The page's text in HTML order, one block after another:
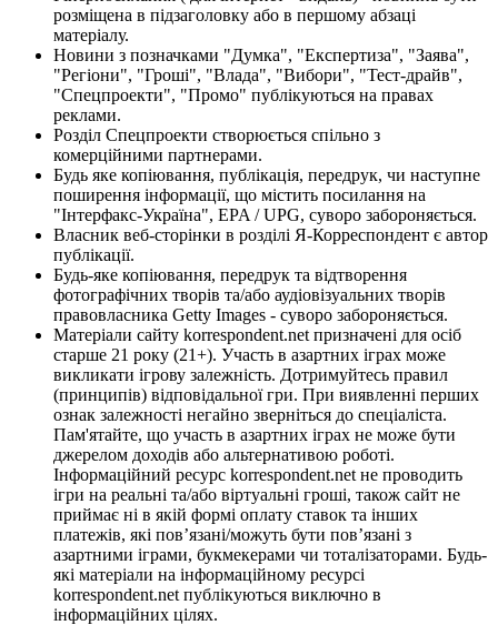
розміщена в підзаголовку або в першому абзаці
матеріалу.
Новини з позначками "Думка", "Експертиза", "Заява",
"Регіони", "Гроші", "Влада", "Вибори", "Тест-драйв",
"Спецпроекти", "Промо" публікуються на правах
реклами.
Розділ Спецпроекти створюється спільно з
комерційними партнерами.
Будь яке копіювання, публікація, передрук, чи наступне
поширення інформації, що містить посилання на
"Інтерфакс-Україна", EPA / UPG, суворо забороняється.
Власник веб-сторінки в розділі Я-Корреспондент є автор
публікації.
Будь-яке копіювання, передрук та відтворення
фотографічних творів та/або аудіовізуальних творів
правовласника Getty Images - суворо забороняється.
Матеріали сайту korrespondent.net призначені для осіб
старше 21 року (21+). Участь в азартних іграх може
викликати ігрову залежність. Дотримуйтесь правил
(принципів) відповідальної гри. При виявленні перших
ознак залежності негайно зверніться до спеціаліста.
Пам'ятайте, що участь в азартних іграх не може бути
джерелом доходів або альтернативою роботі.
Інформаційний ресурс korrespondent.net не проводить
ігри на реальні та/або віртуальні гроші, також сайт не
приймає ні в якій формі оплату ставок та інших
платежів, які пов’язані/можуть бути пов’язані з
азартними іграми, букмекерами чи тоталізаторами. Будь-
які матеріали на інформаційному ресурсі
korrespondent.net публікуються виключно в
інформаційних цілях.